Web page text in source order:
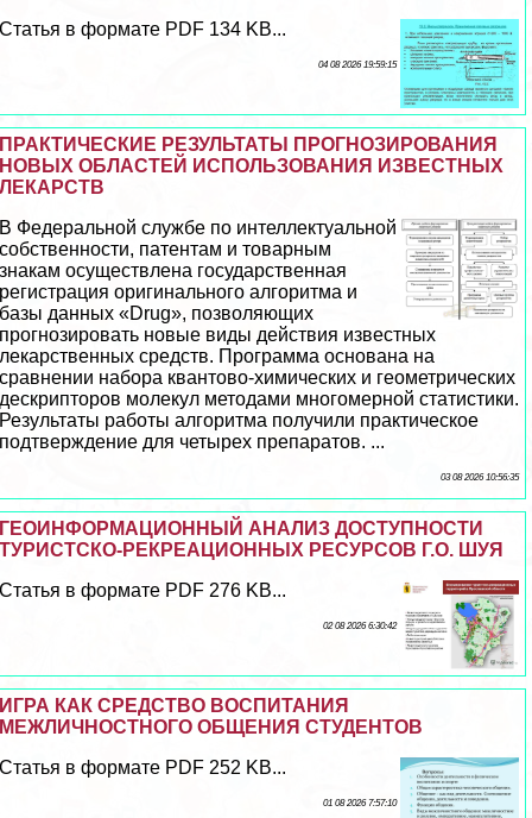
Статья в формате PDF 134 KB...
04 08 2026 19:59:15
ПРАКТИЧЕСКИЕ РЕЗУЛЬТАТЫ ПРОГНОЗИРОВАНИЯ
НОВЫХ ОБЛАСТЕЙ ИСПОЛЬЗОВАНИЯ ИЗВЕСТНЫХ
ЛЕКАРСТВ
В Федеральной службе по интеллектуальной
собственности, патентам и товарным
знакам осуществлена государственная
регистрация оригинального алгоритма и
базы данных «Drug», позволяющих
прогнозировать новые виды действия известных
лекарственных средств. Программа основана на
сравнении набора квантово-химических и геометрических
дескрипторов молекул методами многомерной статистики.
Результаты работы алгоритма получили пpaктическое
подтверждение для четырех препаратов. ...
03 08 2026 10:56:35
ГЕОИНФОРМАЦИОННЫЙ АНАЛИЗ ДОСТУПНОСТИ
ТУРИСТСКО-РЕКРЕАЦИОННЫХ РЕСУРСОВ Г.О. ШУЯ
Статья в формате PDF 276 KB...
02 08 2026 6:30:42
ИГРА КАК СРЕДСТВО ВОСПИТАНИЯ
МЕЖЛИЧНОСТНОГО ОБЩЕНИЯ СТУДЕНТОВ
Статья в формате PDF 252 KB...
01 08 2026 7:57:10